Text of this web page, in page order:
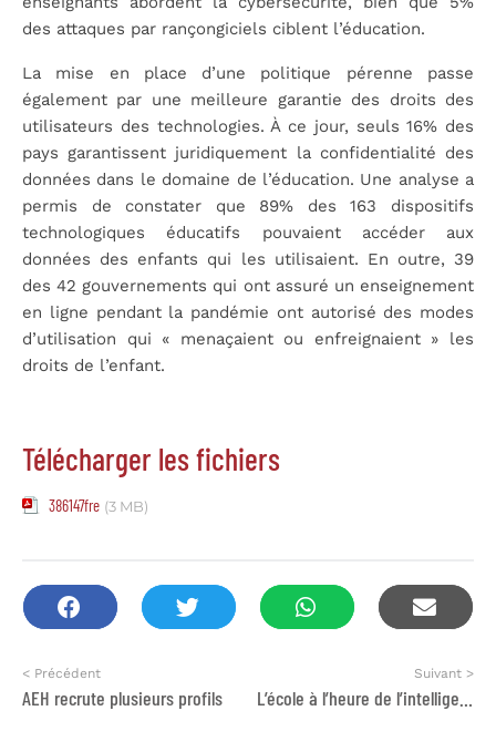
des attaques par rançongiciels ciblent l’éducation.
La mise en place d’une politique pérenne passe
également par une meilleure garantie des droits des
utilisateurs des technologies. À ce jour, seuls 16% des
pays garantissent juridiquement la confidentialité des
données dans le domaine de l’éducation. Une analyse a
permis de constater que 89% des 163 dispositifs
technologiques éducatifs pouvaient accéder aux
données des enfants qui les utilisaient. En outre, 39
des 42 gouvernements qui ont assuré un enseignement
en ligne pendant la pandémie ont autorisé des modes
d’utilisation qui « menaçaient ou enfreignaient » les
droits de l’enfant.
Télécharger les fichiers
386147fre (3 MB)
< Précédent
AEH recrute plusieurs profils
Suivant >